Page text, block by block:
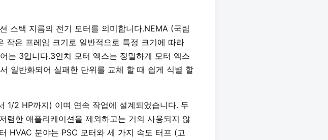
스택 지름의 전기 모터를 의미합니다.NEMA (국립
작은 프레임 크기로 일반적으로 특정 크기에 따라
는 3입니다.3인치 모터 엑스는 정밀하게 모터 엑스
일반화되어 실패한 단위를 교체 할 때 쉽게 식별 할
1/2 HP까지) 이며 연속 작업에 설계되었습니다. 두
렴한 애플리케이션을 제외하고는 거의 사용되지 않
HVAC 분야는 PSC 모터와 세 가지 속도 터프 (고